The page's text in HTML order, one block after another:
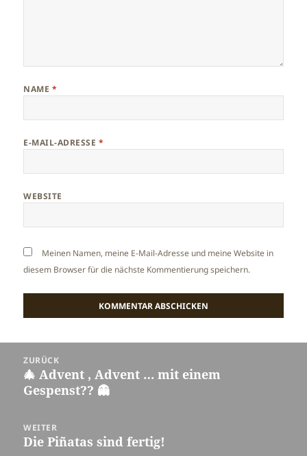
NAME *
E-MAIL-ADRESSE *
WEBSITE
Meinen Namen, meine E-Mail-Adresse und meine Website in
diesem Browser für die nächste Kommentierung speichern.
ZURÜCK
Vorheriger
Beitrag:
🎄 Advent , Advent … mit einem
Gespenst?? 👻
WEITER
Nächster
Die Piñatas sind fertig!